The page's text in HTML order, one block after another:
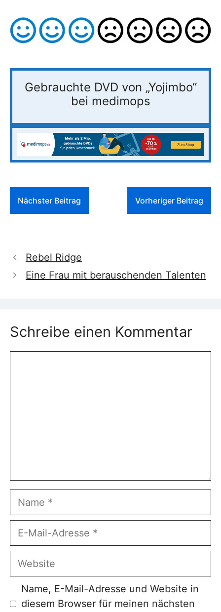
Gebrauchte DVD von „Yojimbo“
bei medimops
Nächster Beitrag Vorheriger Beitrag
Rebel Ridge
Eine Frau mit berauschenden Talenten
Schreibe einen Kommentar
Name
E-
Adresse
Website
Name, E-Mail-Adresse und Website in
diesem Browser für meinen nächsten